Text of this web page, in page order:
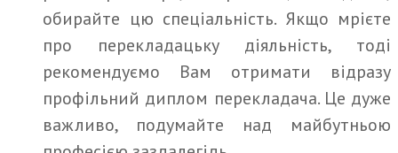
обирайте цю спеціальність. Якщо мрієте
про перекладацьку діяльність, тоді
рекомендуємо Вам отримати відразу
профільний диплом перекладача. Це дуже
важливо, подумайте над майбутньою